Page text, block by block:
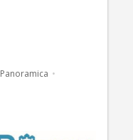
Panoramica